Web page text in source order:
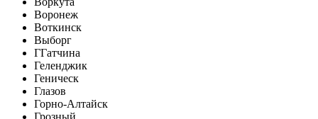
Воронеж
Воткинск
Выборг
ГГатчина
Геленджик
Геническ
Глазов
Горно-Алтайск
Грозный